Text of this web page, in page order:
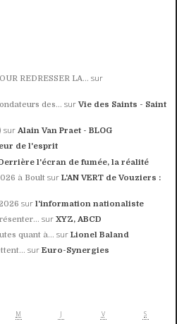
REDRESSER LA... sur
des... surVie des Saints - Saint
surAlain Van Praet - BLOG
de l'esprit
l'écran de fumée, la réalité
à Boult surL'AN VERT de Vouziers :
surl'information nationaliste
surXYZ, ABCD
quant à... surLionel Baland
surEuro-Synergies
M J V S